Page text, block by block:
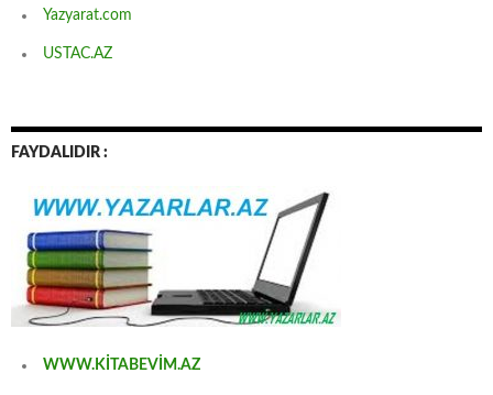
Yazyarat.com
USTAC.AZ
FAYDALIDIR :
WWW.KİTABEVİM.AZ